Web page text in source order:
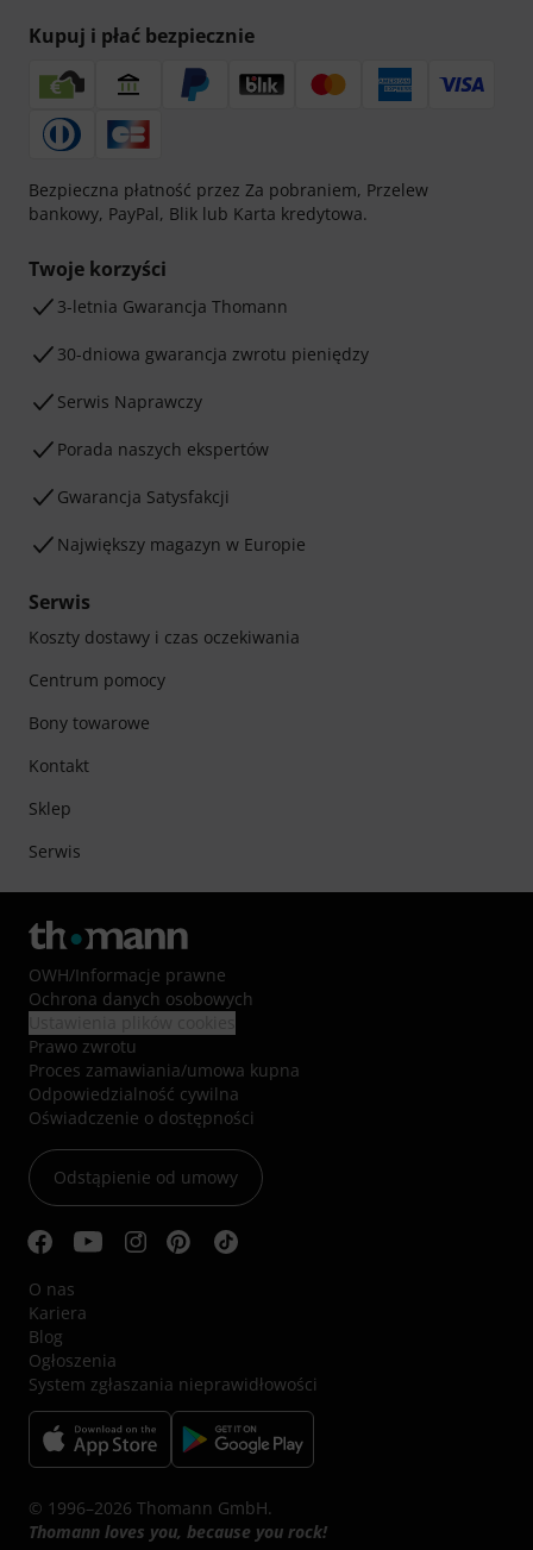
Kupuj i płać bezpiecznie
Bezpieczna płatność przez Za pobraniem, Przelew
bankowy, PayPal, Blik lub Karta kredytowa.
Twoje korzyści
3-letnia Gwarancja Thomann
30-dniowa gwarancja zwrotu pieniędzy
Serwis Naprawczy
Porada naszych ekspertów
Gwarancja Satysfakcji
Największy magazyn w Europie
Serwis
Koszty dostawy i czas oczekiwania
Centrum pomocy
Bony towarowe
Kontakt
Sklep
Serwis
OWH/Informacje prawne
Ochrona danych osobowych
Prawo zwrotu
Proces zamawiania/umowa kupna
Odpowiedzialność cywilna
Oświadczenie o dostępności
Odstąpienie od umowy
O nas
Kariera
Blog
Ogłoszenia
System zgłaszania nieprawidłowości
© 1996–2026 Thomann GmbH.
Thomann loves you, because you rock!